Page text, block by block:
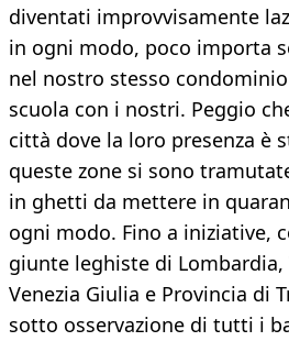
diventati improvvisamente
in ogni modo, poco importa
nel nostro stesso
scuola con i nostri. Peggio
città dove la loro presenza è
queste zone si sono
in ghetti da mettere in
ogni modo. Fino a iniziative,
giunte leghiste di Lombardia,
Venezia Giulia e Provincia di
sotto osservazione di tutti i